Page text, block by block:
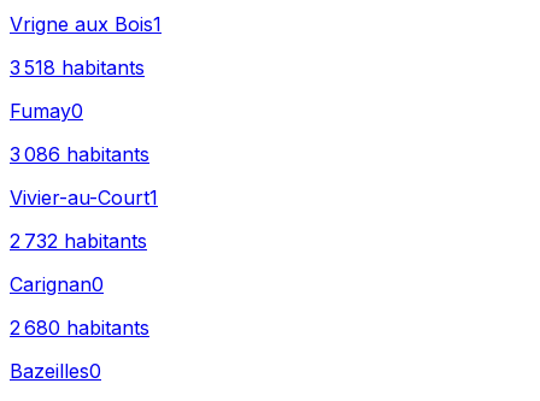
Vrigne aux Bois1
3 518 habitants
Fumay0
3 086 habitants
Vivier-au-Court1
2 732 habitants
Carignan0
2 680 habitants
Bazeilles0